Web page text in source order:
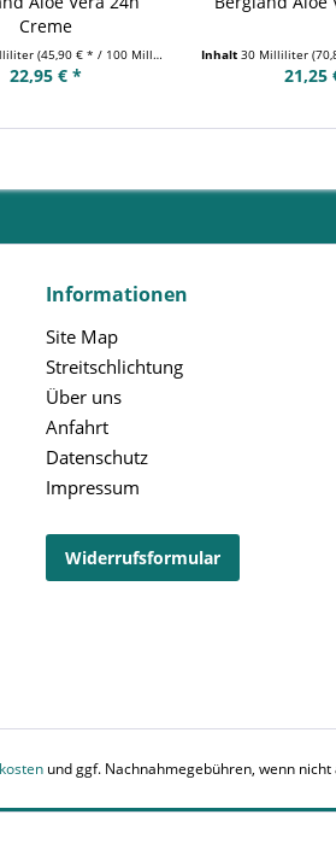
Creme
(45,90 € * / 100 Milliliter)
22,95 € *
Inhalt 30 Milliliter
21,25
Informationen
Site Map
Streitschlichtung
Über uns
Anfahrt
Datenschutz
Impressum
Widerrufsformular
und ggf. Nachnahmegebühren, wenn